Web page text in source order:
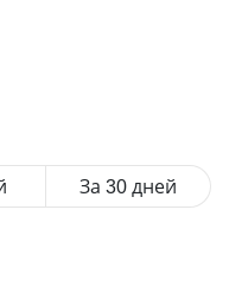
За 30 дней